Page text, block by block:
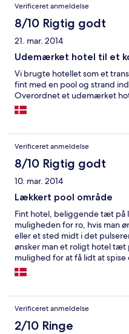
Verificeret anmeldelse
8/10 Rigtig godt
21. mar. 2014
Udemærket hotel til et
Vi brugte hotellet som et
fint med en pool og strand
Overordnet et udemærket
Verificeret anmeldelse
8/10 Rigtig godt
10. mar. 2014
Lækkert pool område
Fint hotel, beliggende tæt på
muligheden for ro, hvis man
eller et sted midt i det
ønsker man et roligt hotel tæt
mulighed for at få lidt at
Verificeret anmeldelse
2/10 Ringe